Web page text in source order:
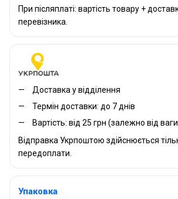
При післяплаті: вартість товару +
перевізника.
Доставка у відділення
Термін доставки: до 7 днів
Вартість: від 25 грн (залежно від
Відправка Укрпоштою здійснюється
передоплати.
Упаковка